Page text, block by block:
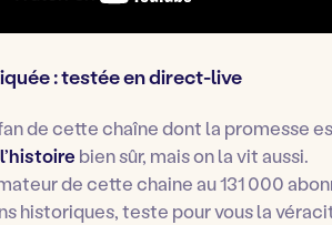
: testée en direct-live
de cette chaîne dont la promesse
bien sûr, mais on la vit aussi.
de cette chaine au 131 000
historiques, teste pour vous la